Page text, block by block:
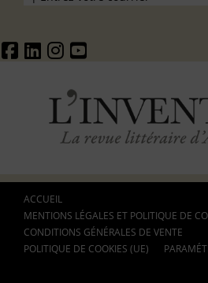
ACCUEIL
MENTIONS LÉGALES ET POLITIQUE DE
CONDITIONS GÉNÉRALES DE VENTE
POLITIQUE DE COOKIES (UE)